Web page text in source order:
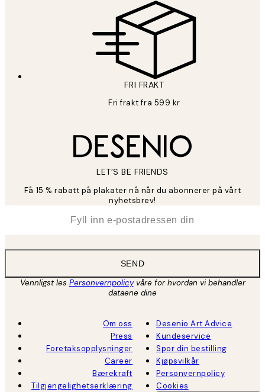
FRI FRAKT
Fri frakt fra 599 kr
LET’S BE FRIENDS
Få 15 % rabatt på plakater nå når du abonnerer på vårt
nyhetsbrev!
SEND
Vennligst les Personvernpolicyvåre for hvordan vi behandler
dataene dine
Om oss
Press
Foretaksopplysninger
Career
Bærekraft
Tilgjengelighetserklæring
Desenio Art Advice
Kundeservice
Spor din bestilling
Kjøpsvilkår
Personvernpolicy
Cookies